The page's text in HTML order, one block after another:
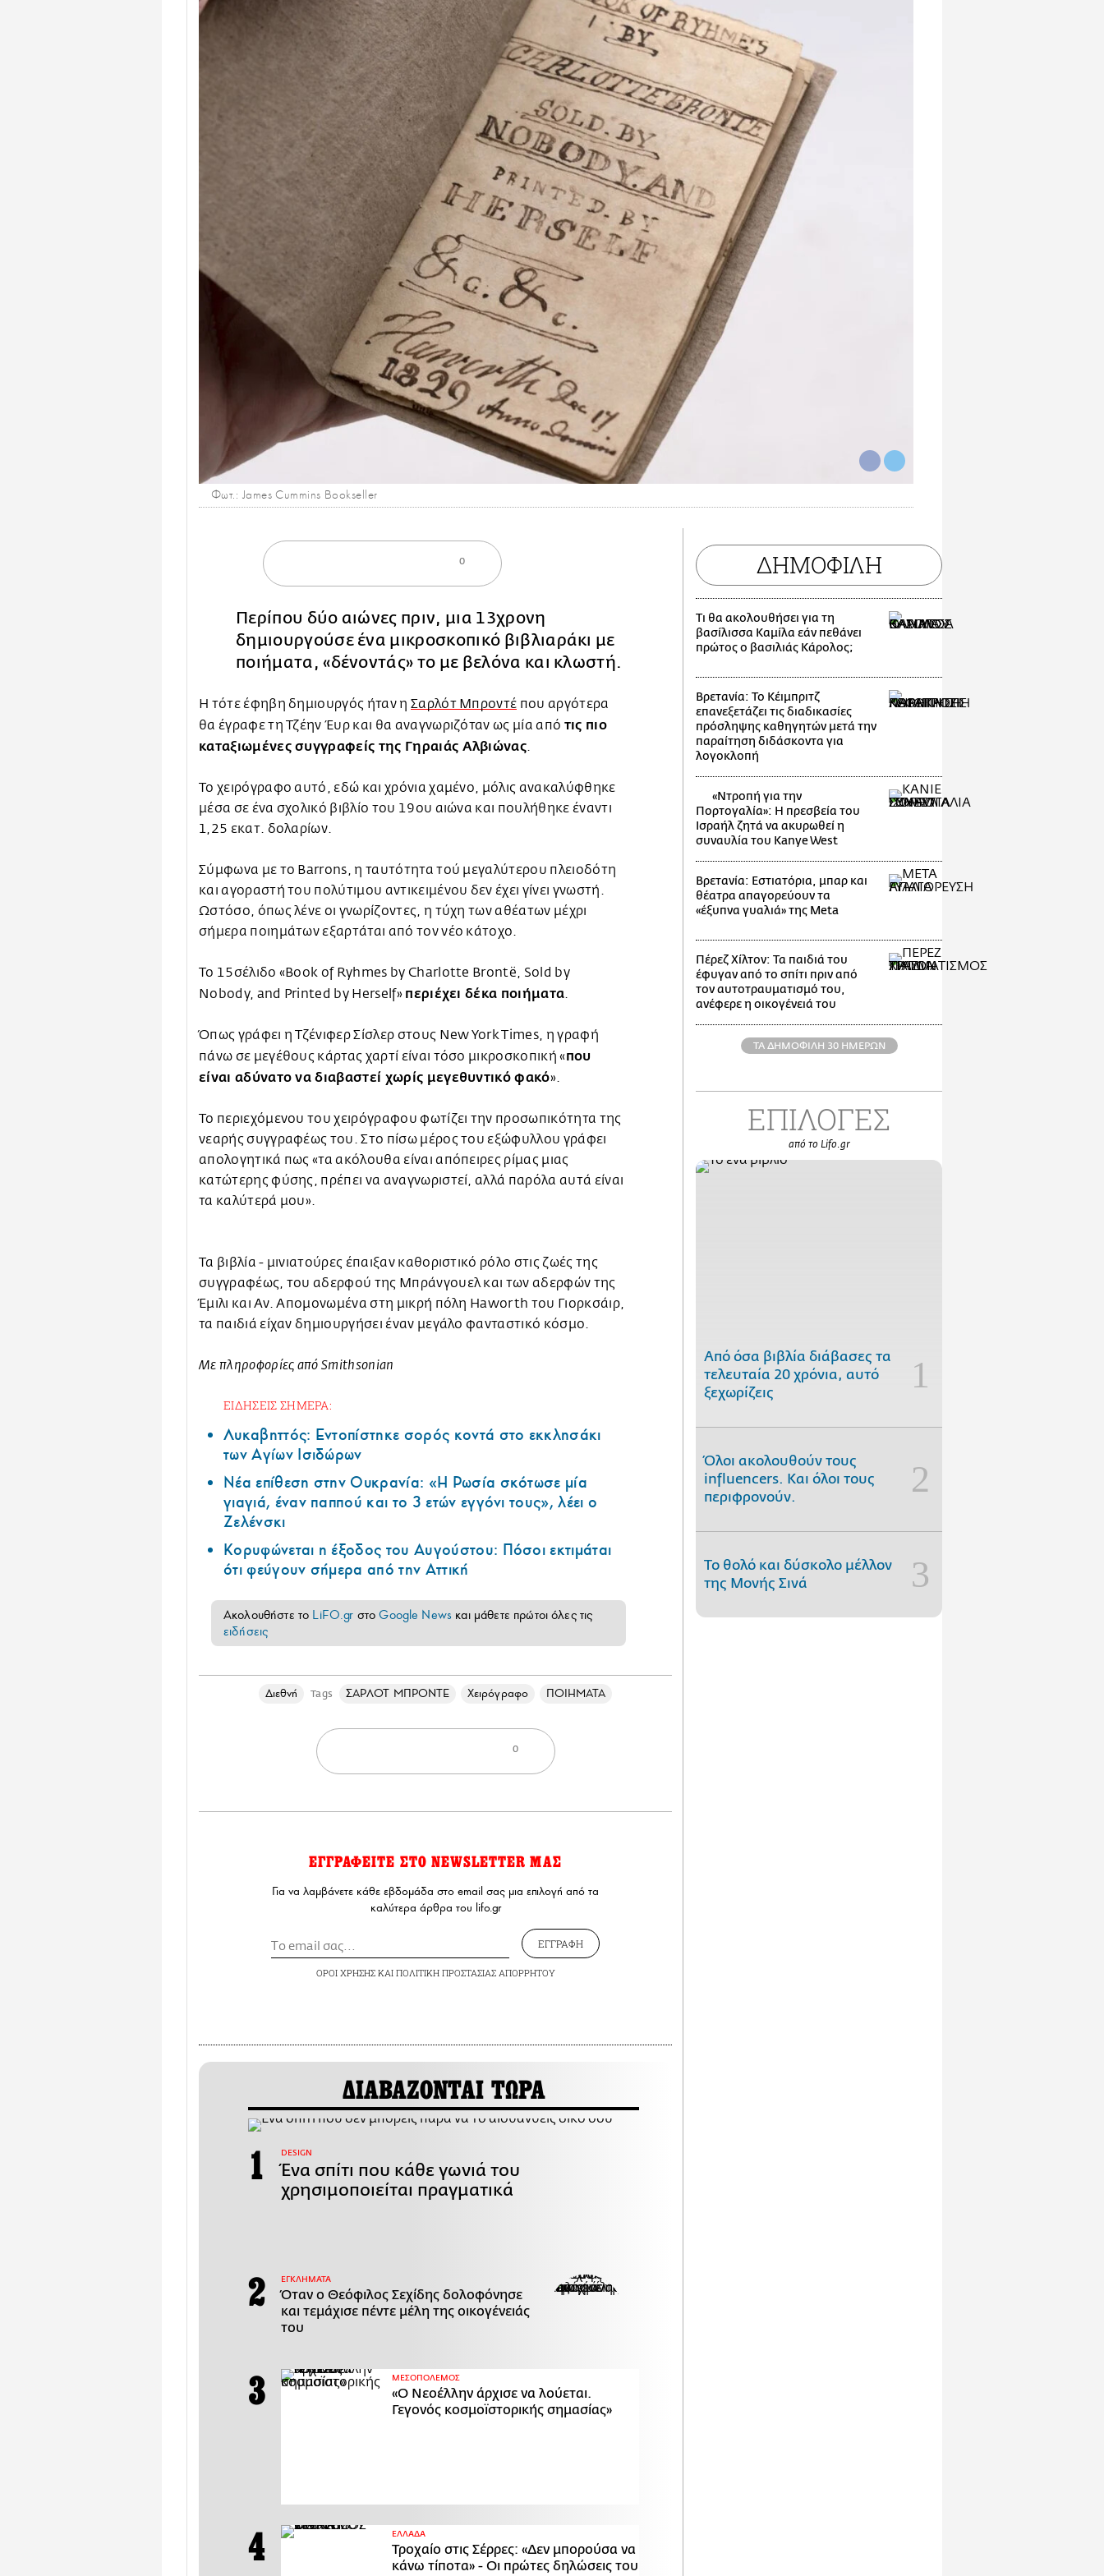
Φωτ.: James Cummins Bookseller
0
Περίπου δύο αιώνες πριν, μια 13χρονη
δημιουργούσε ένα μικροσκοπικό βιβλιαράκι με
ποιήματα, «δένοντάς» το με βελόνα και κλωστή.
Η τότε έφηβη δημιουργός ήταν η Σαρλότ Μπροντέ που αργότερα
θα έγραφε τη Τζέην Έυρ και θα αναγνωριζόταν ως μία από τις πιο
καταξιωμένες συγγραφείς της Γηραιάς Αλβιώνας
Το χειρόγραφο αυτό, εδώ και χρόνια χαμένο, μόλις ανακαλύφθηκε
μέσα σε ένα σχολικό βιβλίο του 19ου αιώνα και πουλήθηκε έναντι
1,25 εκατ. δολαρίων.
Σύμφωνα με το Barrons, η ταυτότητα τού μεγαλύτερου πλειοδότη
και αγοραστή του πολύτιμου αντικειμένου δεν έχει γίνει γνωστή.
Ωστόσο, όπως λένε οι γνωρίζοντες, η τύχη των αθέατων μέχρι
σήμερα ποιημάτων εξαρτάται από τον νέο κάτοχο.
Το 15σέλιδο «Book of Ryhmes by Charlotte Brontë, Sold by
Nobody, and Printed by Herself» περιέχει δέκα ποιήματα
Όπως γράφει η Τζένιφερ Σίσλερ στους New York Times, η γραφή
πάνω σε μεγέθους κάρτας χαρτί είναι τόσο μικροσκοπική «που
είναι αδύνατο να διαβαστεί χωρίς μεγεθυντικό φακό».
Το περιεχόμενου του χειρόγραφου φωτίζει την προσωπικότητα της
νεαρής συγγραφέως του. Στο πίσω μέρος του εξώφυλλου γράφει
απολογητικά πως «τα ακόλουθα είναι απόπειρες ρίμας μιας
κατώτερης φύσης, πρέπει να αναγνωριστεί, αλλά παρόλα αυτά είναι
τα καλύτερά μου».
Τα βιβλία - μινιατούρες έπαιξαν καθοριστικό ρόλο στις ζωές της
συγγραφέως, του αδερφού της Μπράνγουελ και των αδερφών της
Έμιλι και Αν. Απομονωμένα στη μικρή πόλη Haworth του Γιορκσάιρ,
τα παιδιά είχαν δημιουργήσει έναν μεγάλο φανταστικό κόσμο.
Με πληροφορίες από Smithsonian
ΕΙΔΗΣΕΙΣ ΣΗΜΕΡΑ:
Λυκαβηττός: Εντοπίστηκε σορός κοντά στο εκκλησάκι
των Αγίων Ισιδώρων
Νέα επίθεση στην Ουκρανία: «Η Ρωσία σκότωσε μία
γιαγιά, έναν παππού και το 3 ετών εγγόνι τους», λέει ο
Ζελένσκι
Κορυφώνεται η έξοδος του Αυγούστου: Πόσοι εκτιμάται
ότι φεύγουν σήμερα από την Αττική
Ακολουθήστε το LiFO.gr στοGoogle News και μάθετε πρώτοι όλες τις
ειδήσεις
Διεθνή Tags ΣΑΡΛΟΤ ΜΠΡΟΝΤΕ Χειρόγραφο ΠΟΙΗΜΑΤΑ
0
ΕΓΓΡΑΦΕΙΤΕ ΣΤΟ NEWSLETTER ΜΑΣ
Για να λαμβάνετε κάθε εβδομάδα στο email σας μια επιλογή από τα
καλύτερα άρθρα του lifo.gr
ΕΓΓΡΑΦΗ
ΟΡΟΙ ΧΡΗΣΗΣΚΑΙ ΠΟΛΙΤΙΚΗ ΠΡΟΣΤΑΣΙΑΣ ΑΠΟΡΡΗΤΟΥ
ΔΙΑΒΑΖΟΝΤΑΙ ΤΩΡΑ
DESIGN
Ένα σπίτι που κάθε γωνιά του
χρησιμοποιείται πραγματικά
ΕΓΚΛΗΜΑΤΑ
Όταν ο Θεόφιλος Σεχίδης δολοφόνησε
και τεμάχισε πέντε μέλη της οικογένειάς
του
ΜΕΣΟΠΟΛΕΜΟΣ
«Ο Νεοέλλην άρχισε να λούεται.
Γεγονός κοσμοϊστορικής σημασίας»
ΕΛΛΑΔΑ
Τροχαίο στις Σέρρες: «Δεν μπορούσα να
κάνω τίποτα» - Οι πρώτες δηλώσεις του
ΔΗΜΟΦΙΛΗ
Τι θα ακολουθήσει για τη
βασίλισσα Καμίλα εάν πεθάνει
πρώτος ο βασιλιάς Κάρολος;
Βρετανία: Το Κέιμπριτζ
επανεξετάζει τις διαδικασίες
πρόσληψης καθηγητών μετά την
παραίτηση διδάσκοντα για
λογοκλοπή
«Ντροπή για την
Πορτογαλία»: Η πρεσβεία του
Ισραήλ ζητά να ακυρωθεί η
συναυλία του Kanye West
Βρετανία: Εστιατόρια, μπαρ και
θέατρα απαγορεύουν τα
«έξυπνα γυαλιά» της Meta
Πέρεζ Χίλτον: Τα παιδιά του
έφυγαν από το σπίτι πριν από
τον αυτοτραυματισμό του,
ανέφερε η οικογένειά του
ΤΑ ΔΗΜΟΦΙΛΗ 30 ΗΜΕΡΩΝ
ΕΠΙΛΟΓΕΣ
από το Lifo.gr
Από όσα βιβλία διάβασες τα
τελευταία 20 χρόνια, αυτό
ξεχωρίζεις
Όλοι ακολουθούν τους
influencers. Και όλοι τους
περιφρονούν.
Το θολό και δύσκολο μέλλον
της Μονής Σινά